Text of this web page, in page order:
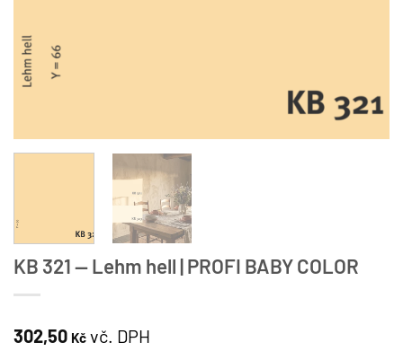
KB 321 — Lehm hell | PROFI BABY COLOR
302,50 Kč vč. DPH